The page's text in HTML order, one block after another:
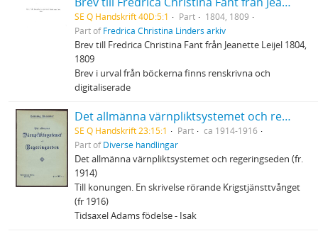
SE Q Handskrift 40D:5:1 Part
1804, 1809
Part ofFredrica Christina Linders arkiv
Brev till Fredrica Christina Fant från Jeanette Leijel 1804,
1809
Brev i urval från böckerna finns renskrivna och
digitaliserade
Det allmänna värnpliktsystemet och regeringseden m.m.
SE Q Handskrift 23:15:1 Part
ca 1914-1916
Part ofDiverse handlingar
Det allmänna värnpliktsystemet och regeringseden (fr.
1914)
Till konungen. En skrivelse rörande Krigstjänsttvånget
(fr 1916)
Tidsaxel Adams födelse - Isak